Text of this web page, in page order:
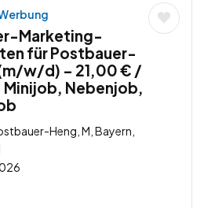
Marketing-
für Postbauer-
w/d) – 21,00 € /
Minijob, Nebenjob,
Heng, M, Bayern,